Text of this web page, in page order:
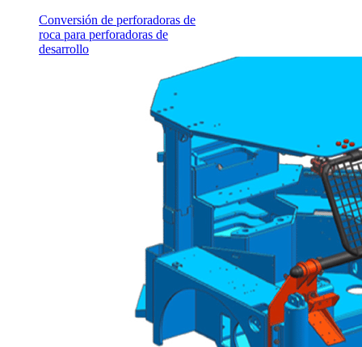
Conversión de perforadoras de
roca para perforadoras de
desarrollo